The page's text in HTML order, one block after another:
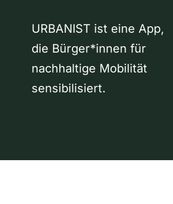
URBANIST ist eine App,
die Bürger*innen für
nachhaltige Mobilität
sensibilisiert.